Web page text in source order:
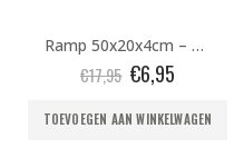
Ramp 50x20x4cm – Groen
€17,95 Oorspronkelijke
prijs
was:
€17,95.
€6,95
is:
€6,95.
TOEVOEGEN AAN WINKELWAGEN